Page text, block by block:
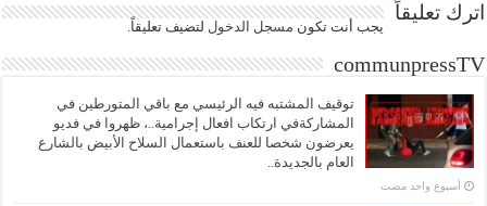
اترك تعليقاً
يجب أنت تكون مسجل الدخول لتضيف تعليقاً.
communpressTV
توقيف المشتبه فيه الرئيسي مع باقي المتورطين في
المشاركةفي ارتكاب افعال إجرامية..، ظهروا في فديو
يعرضون شخصا للعنف باستعمال السلاح الأبيض بالشارع
العام بالجديدة..
‏أسبوع واحد مضت